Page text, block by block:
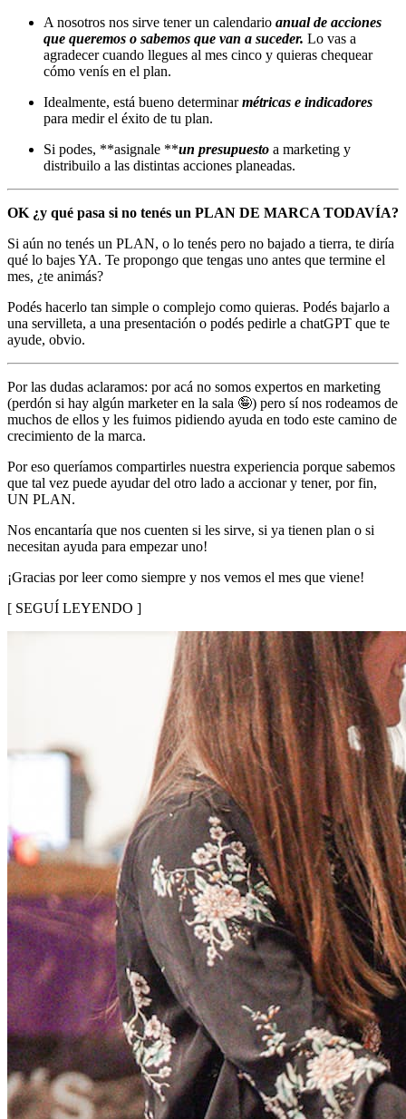
A nosotros nos sirve tener un calendario anual de acciones
que queremos o sabemos que van a suceder. Lo vas a
agradecer cuando llegues al mes cinco y quieras chequear
cómo venís en el plan.
Idealmente, está bueno determinarmétricas e indicadores
para medir el éxito de tu plan.
Si podes, **asignale **un presupuesto a marketing y
distribuilo a las distintas acciones planeadas.
OK ¿y qué pasa si no tenés un PLAN DE MARCA TODAVÍA?
Si aún no tenés un PLAN, o lo tenés pero no bajado a tierra, te diría
qué lo bajes YA. Te propongo que tengas uno antes que termine el
mes, ¿te animás?
Podés hacerlo tan simple o complejo como quieras. Podés bajarlo a
una servilleta, a una presentación o podés pedirle a chatGPT que te
ayude, obvio.
Por las dudas aclaramos: por acá no somos expertos en marketing
(perdón si hay algún marketer en la sala 🤪) pero sí nos rodeamos de
muchos de ellos y les fuimos pidiendo ayuda en todo este camino de
crecimiento de la marca.
Por eso queríamos compartirles nuestra experiencia porque sabemos
que tal vez puede ayudar del otro lado a accionar y tener, por fin,
UN PLAN.
Nos encantaría que nos cuenten si les sirve, si ya tienen plan o si
necesitan ayuda para empezar uno!
¡Gracias por leer como siempre y nos vemos el mes que viene!
[ SEGUÍ LEYENDO ]